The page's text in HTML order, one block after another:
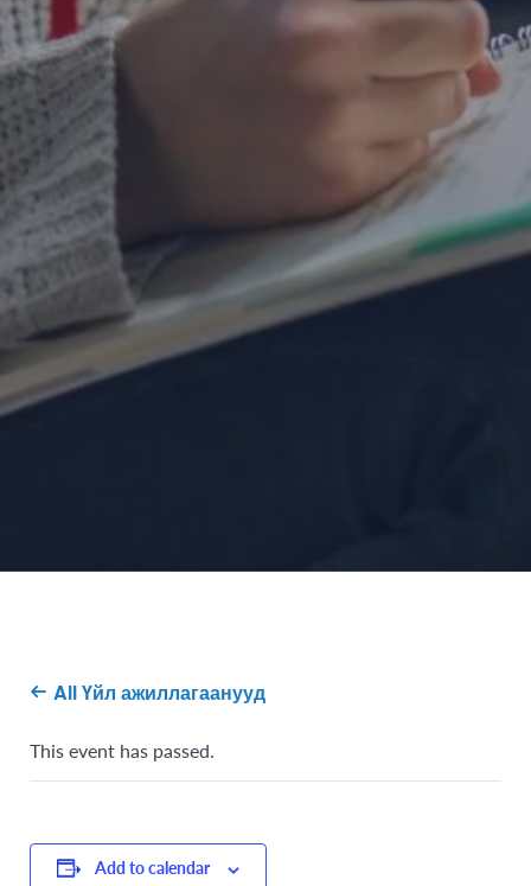
All Үйл ажиллагаанууд
This event has passed.
Add to calendar